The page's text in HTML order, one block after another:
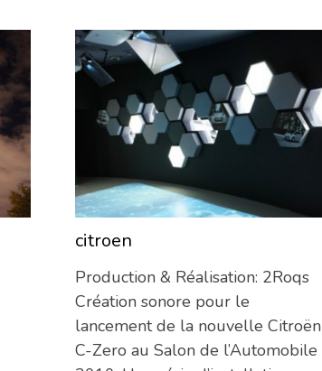
11/06/2013citroen
Production & Réalisation: 2Roqs
Création sonore pour le
lancement de la nouvelle Citroën
C-Zero au Salon de l’Automobile